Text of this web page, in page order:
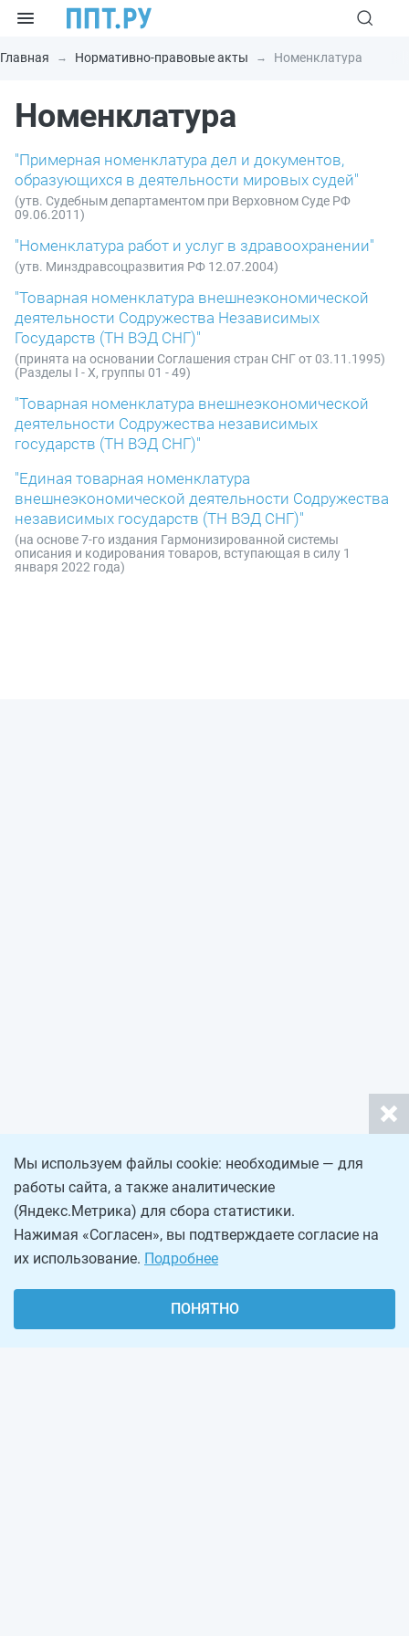
Главная Нормативно-правовые акты Номенклатура
Номенклатура
"Примерная номенклатура дел и документов,
образующихся в деятельности мировых судей"
(утв. Судебным департаментом при Верховном Суде РФ
09.06.2011)
"Номенклатура работ и услуг в здравоохранении"
(утв. Минздравсоцразвития РФ 12.07.2004)
"Товарная номенклатура внешнеэкономической
деятельности Содружества Независимых
Государств (ТН ВЭД СНГ)"
(принята на основании Соглашения стран СНГ от 03.11.1995)
(Разделы I - X, группы 01 - 49)
"Товарная номенклатура внешнеэкономической
деятельности Содружества независимых
государств (ТН ВЭД СНГ)"
"Единая товарная номенклатура
внешнеэкономической деятельности Содружества
независимых государств (ТН ВЭД СНГ)"
(на основе 7-го издания Гармонизированной системы
описания и кодирования товаров, вступающая в силу 1
января 2022 года)
Мы используем файлы cookie: необходимые — для
работы сайта, а также аналитические
(Яндекс.Метрика) для сбора статистики.
Нажимая «Согласен», вы подтверждаете согласие на
их использование. Подробнее
ПОНЯТНО